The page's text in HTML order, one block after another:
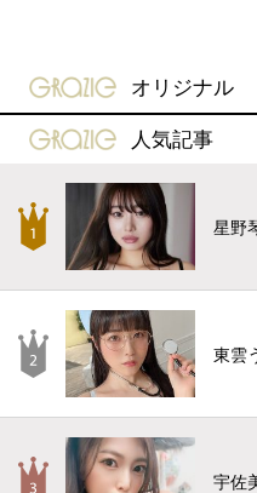
gravure-
オリジナル
gravure-
人気記事
星野
東雲
宇佐